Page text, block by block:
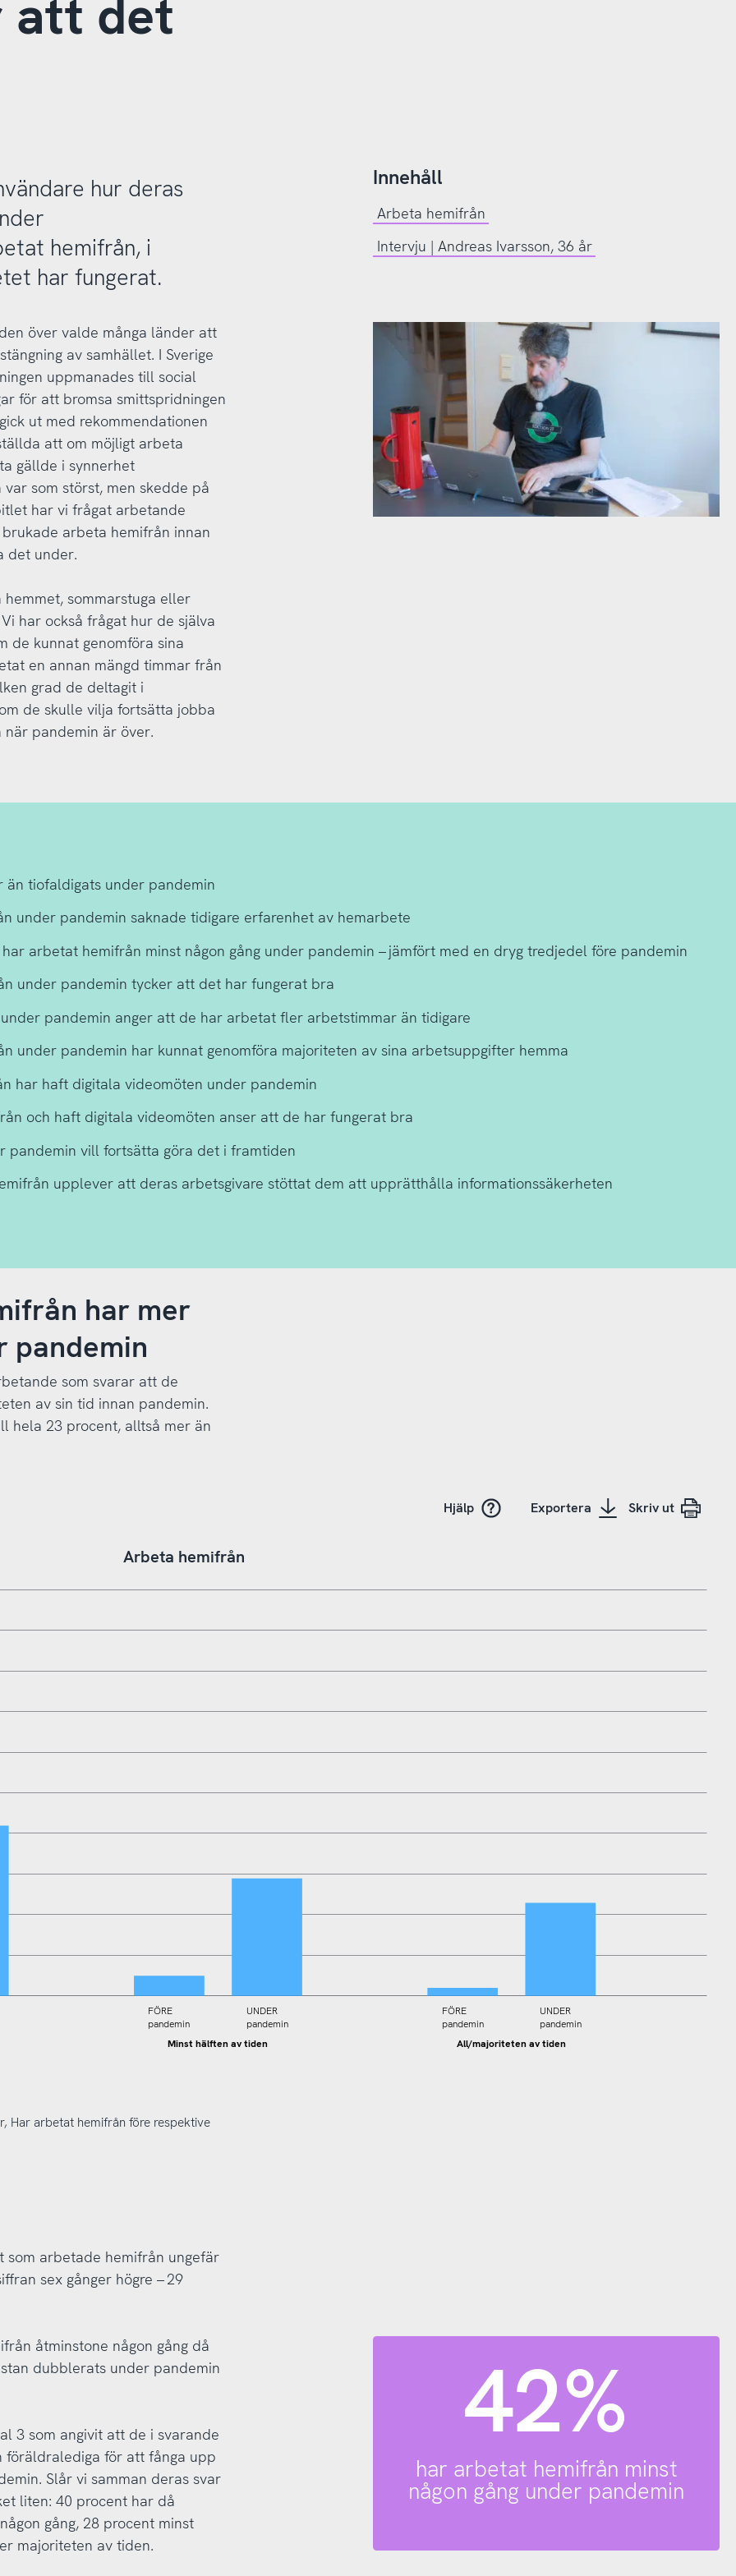
att det
Innehåll
Arbeta hemifrån
Intervju | Andreas Ivarsson, 36 år
hur deras
hemifrån, i
har fungerat.
över valde många länder att
av samhället. I Sverige
uppmanades till social
för att bromsa smittspridningen
gick ut med rekommendationen
att om möjligt arbeta
gällde i synnerhet
som störst, men skedde på
har vi frågat arbetande
arbeta hemifrån innan
det under.
sommarstuga eller
har också frågat hur de själva
de kunnat genomföra sina
en annan mängd timmar från
grad de deltagit i
de skulle vilja fortsätta jobba
pandemin är över.
tiofaldigats under pandemin
under pandemin saknade tidigare erfarenhet av hemarbete
arbetat hemifrån minst någon gång under pandemin – jämfört med en dryg tredjedel före pandemin
under pandemin tycker att det har fungerat bra
pandemin anger att de har arbetat fler arbetstimmar än tidigare
under pandemin har kunnat genomföra majoriteten av sina arbetsuppgifter hemma
har haft digitala videomöten under pandemin
och haft digitala videomöten anser att de har fungerat bra
pandemin vill fortsätta göra det i framtiden
upplever att deras arbetsgivare stöttat dem att upprätthålla informationssäkerheten
har mer
pandemin
som svarar att de
av sin tid innan pandemin.
hela 23 procent, alltså mer än
Hjälp Exportera Skriv ut
Arbeta hemifrån
Minst hälften av tiden All/majoriteten av tiden
FÖRE
pandemin
UNDER
pandemin
FÖRE
pandemin
UNDER
pandemin
Har arbetat hemifrån före respektive
arbetade hemifrån ungefär
sex gånger högre – 29
42%
har arbetat hemifrån minst
någon gång under pandemin
åtminstone någon gång då
dubblerats under pandemin
3 som angivit att de i svarande
föräldralediga för att fånga upp
Slår vi samman deras svar
liten: 40 procent har då
gång, 28 procent minst
majoriteten av tiden.